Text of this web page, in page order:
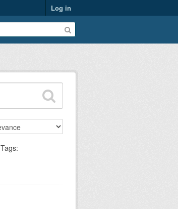
Log in
Tags: